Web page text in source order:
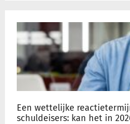
Een wettelijke
schuldeisers: kan het in
reactietermijn
voor
schuldeisers:
kan
2026?